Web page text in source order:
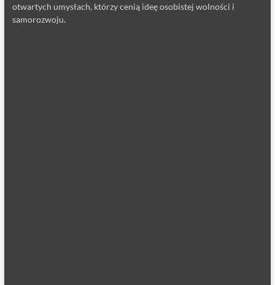
otwartych umysłach, którzy cenią ideę osobistej wolności i
samorozwoju.